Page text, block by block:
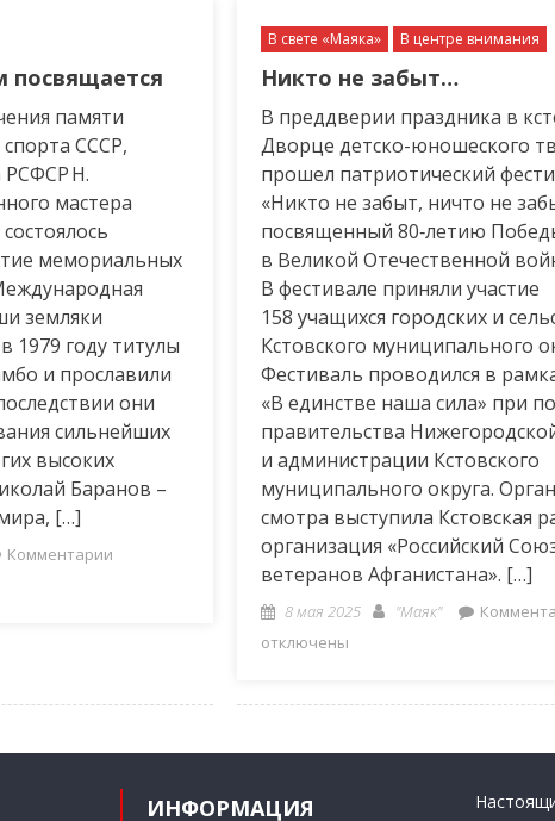
посвящается
памяти
СССР,
РСФСР Н.
мастера
мемориальных
земляки
1979 году титулы
и прославили
они
сильнейших
высоких
Баранов –
[…]
Комментарии
В свете «Маяка» В центре внимания
Никто не забыт…
В преддверии праздника в
Дворце детско-юношеского
прошел патриотический
«Никто не забыт, ничто не
посвященный 80‑летию
в Великой Отечественной
В фестивале приняли участие
158 учащихся городских и
Кстовского муниципального
Фестиваль проводился в
«В единстве наша сила» при
правительства
и администрации Кстовского
муниципального округа.
смотра выступила Кстовская
организация «Российский
ветеранов Афганистана». […]
Posted
on
8 мая 2025 Author
"Маяк"
отключены
ИНФОРМАЦИЯ